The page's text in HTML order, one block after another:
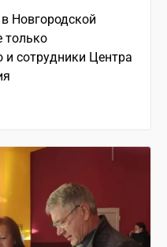
Новгородской
только
и сотрудники Центра